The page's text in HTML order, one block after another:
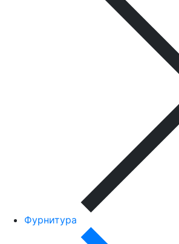
Фурнитура